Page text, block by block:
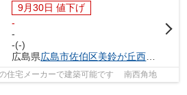
9月30日 値下げ
-
-
-(-)
広島県広島市佐伯区美鈴が丘西４丁目
住宅メーカーで建築可能です 南西角地